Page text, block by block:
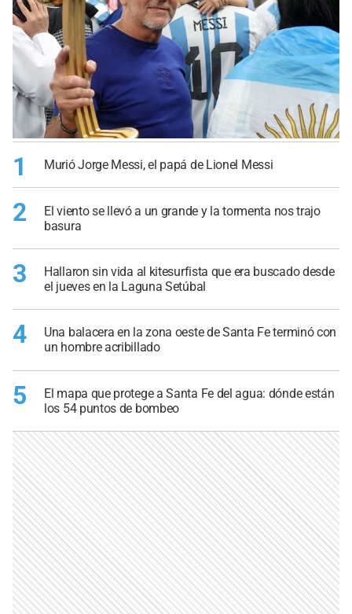
1 Murió Jorge Messi, el papá de Lionel Messi
2
El viento se llevó a un grande y la tormenta nos trajo
basura
3
Hallaron sin vida al kitesurfista que era buscado desde
el jueves en la Laguna Setúbal
4
Una balacera en la zona oeste de Santa Fe terminó con
un hombre acribillado
5
El mapa que protege a Santa Fe del agua: dónde están
los 54 puntos de bombeo